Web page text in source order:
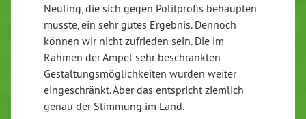
Neuling, die sich gegen Politprofis behaupten
musste, ein sehr gutes Ergebnis. Dennoch
können wir nicht zufrieden sein. Die im
Rahmen der Ampel sehr beschränkten
Gestaltungsmöglichkeiten wurden weiter
eingeschränkt. Aber das entspricht ziemlich
genau der Stimmung im Land.